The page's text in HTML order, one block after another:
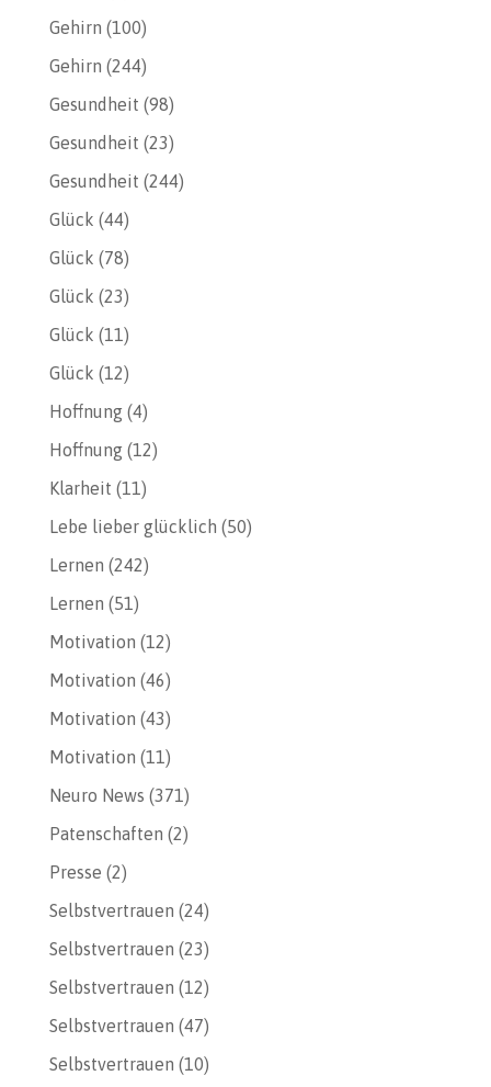
Gehirn (100)
Gehirn (244)
Gesundheit (98)
Gesundheit (23)
Gesundheit (244)
Glück (44)
Glück (78)
Glück (23)
Glück (11)
Glück (12)
Hoffnung(4)
Hoffnung(12)
Klarheit (11)
Lebe lieber glücklich (50)
Lernen (242)
Lernen (51)
Motivation (12)
Motivation (46)
Motivation (43)
Motivation (11)
Neuro News (371)
Patenschaften (2)
Presse (2)
Selbstvertrauen (24)
Selbstvertrauen (23)
Selbstvertrauen (12)
Selbstvertrauen (47)
Selbstvertrauen (10)